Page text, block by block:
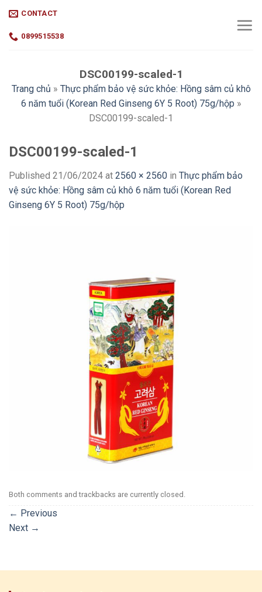
content
CONTACT
0899515538
DSC00199-scaled-1
Trang chủ » Thực phẩm bảo vệ sức khỏe: Hồng sâm củ khô
6 năm tuổi (Korean Red Ginseng 6Y 5 Root) 75g/hộp »
DSC00199-scaled-1
DSC00199-scaled-1
Published 21/06/2024 at 2560 × 2560 in Thực phẩm bảo
vệ sức khỏe: Hồng sâm củ khô 6 năm tuổi (Korean Red
Ginseng 6Y 5 Root) 75g/hộp
Both comments and trackbacks are currently closed.
← Previous
Next →